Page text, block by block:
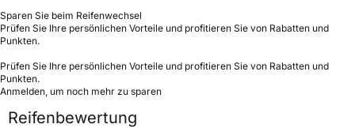
Sparen Sie beim Reifenwechsel
Prüfen Sie Ihre persönlichen Vorteile und profitieren Sie von Rabatten und
Punkten.
Prüfen Sie Ihre persönlichen Vorteile und profitieren Sie von Rabatten und
Punkten.
Anmelden, um noch mehr zu sparen
Reifenbewertung